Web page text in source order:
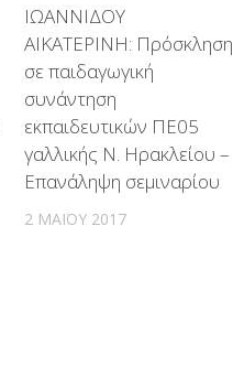
ΙΩΑΝΝΙΔΟΥ
ΑΙΚΑΤΕΡΙΝΗ: Πρόσκληση
σε παιδαγωγική
συνάντηση
εκπαιδευτικών ΠΕ05
γαλλικής Ν. Ηρακλείου –
Επανάληψη σεμιναρίου
2 ΜΑΪ́ΟΥ 2017